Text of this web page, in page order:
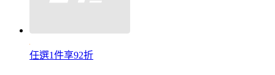
任選1件享92折